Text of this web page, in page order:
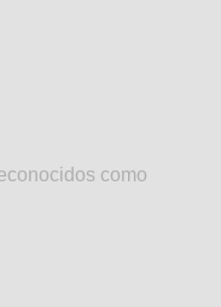
como